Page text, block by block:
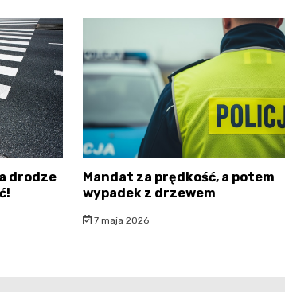
drodze
Mandat za prędkość, a potem
wypadek z drzewem
7 maja 2026